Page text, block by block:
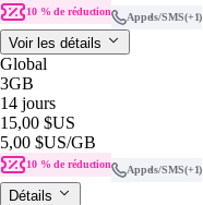
10 % de réduction Appels/SMS(+1)
Voir les détails
Global
3GB
14 jours
15,00 $US
5,00 $US/GB
10 % de réduction Appels/SMS(+1)
Détails